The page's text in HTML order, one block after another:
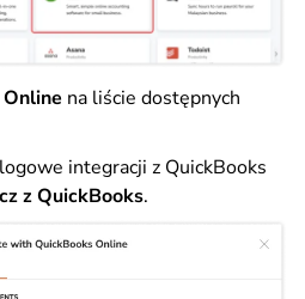
na liście dostępnych
integracji z QuickBooks
z QuickBooks.